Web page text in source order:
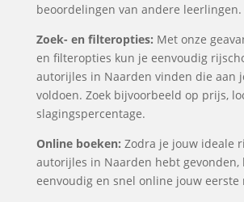
beoordelingen van andere leerlingen.
Zoek- en filteropties: Met onze
en filteropties kun je eenvoudig
autorijles in Naarden vinden die aan
voldoen. Zoek bijvoorbeeld op prijs,
slagingspercentage.
Online boeken: Zodra je jouw ideale
autorijles in Naarden hebt gevonden,
eenvoudig en snel online jouw eerste